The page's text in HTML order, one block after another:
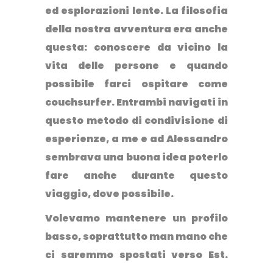
ed esplorazioni lente. La filosofia
della nostra avventura era anche
questa: conoscere da vicino la
vita delle persone e quando
possibile farci ospitare come
couchsurfer. Entrambi navigati in
questo metodo di condivisione di
esperienze, a me e ad Alessandro
sembrava una buona idea poterlo
fare anche durante questo
viaggio, dove possibile.
Volevamo mantenere un profilo
basso, soprattutto man mano che
ci saremmo spostati verso Est.